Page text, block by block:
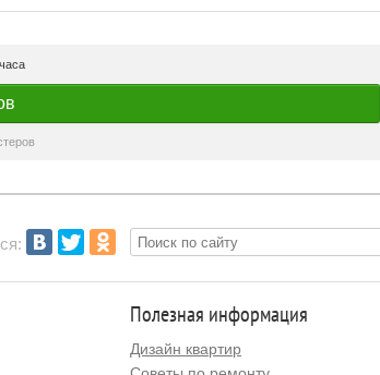
Полезная информация
Дизайн квартир